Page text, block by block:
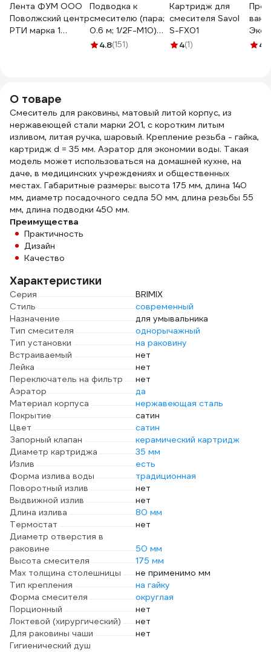
Лента ФУМ ООО
Поволжский центр
РТИ марка 1
Подводка к
смесителю (пара;
0.6 м; 1/2F-M10)
VRT 521795
4.8(151)
Картридж для
смесителя Savol
S-FX01
4(1)
4
О товаре
Смеситель для раковины, матовый литой корпус, из
нержавеющей стали марки 201, с коротким литым
изливом, литая ручка, шаровый. Крепление резьба - гайка,
картридж d = 35 мм. Аэратор для экономии воды. Такая
модель может использоваться на домашней кухне, на
даче, в медицинских учреждениях и общественных
местах. Габаритные размеры: высота 175 мм, длина 140
мм, диаметр посадочного седла 50 мм, длина резьбы 55
мм, длина подводки 450 мм.
Преимущества
Практичность
Дизайн
Качество
Характеристики
Серия
BRIMIX
Стиль
современный
Назначение
для умывальника
Тип смесителя
однорычажный
Тип установки
на раковину
Встраиваемый
нет
Лейка
нет
Переключатель на фильтр
нет
Аэратор
да
Материал корпуса
нержавеющая сталь
Покрытие
сатин
Цвет
сатин
Запорный клапан
керамический картридж
Диаметр картриджа
35 мм
Излив
есть
Форма излива воды
традиционная
Поворотный излив
нет
Выдвижной излив
нет
Длина излива
80 мм
Термостат
нет
Диаметр отверстия в
раковине
50 мм
Высота смесителя
175 мм
Мах толщина столешницы
не применимо мм
Тип крепления
на гайку
Форма смесителя
округлая
Порционный
нет
Локтевой (хирургический)
нет
Для раковины чаши
нет
Гигиенический душ